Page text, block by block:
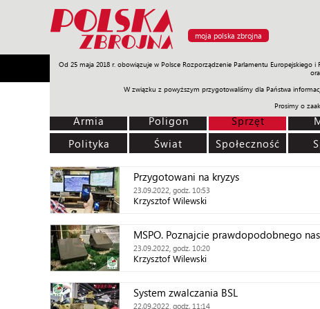
moja polska zbrojna
Od 25 maja 2018 r. obowiązuje w Polsce Rozporządzenie Parlamentu
W związku z powyższym przygotowaliśmy dla Państwa
Prosimy o
Armia Poligon Sprzęt Misje Polityka Prawo
Armia Poligon Sprzęt
Polityka
Świat Społeczność
Przygotowani na kryzys
23.09.2022, godz. 10:53
Krzysztof Wilewski
MSPO. Poznajcie prawdopodobnego
23.09.2022, godz. 10:20
Krzysztof Wilewski
System zwalczania BSL
22.09.2022, godz. 11:14